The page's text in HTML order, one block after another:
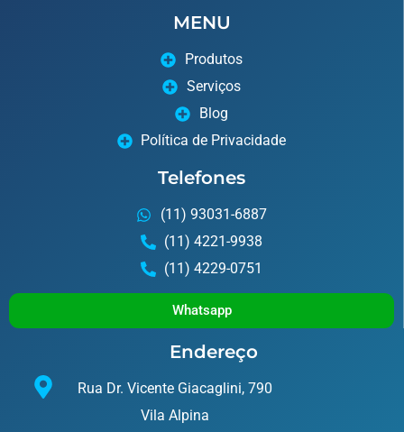
MENU
Produtos
Serviços
Blog
Política de Privacidade
Telefones
(11) 93031-6887
(11) 4221-9938
(11) 4229-0751
Whatsapp
Endereço
Rua Dr. Vicente Giacaglini, 790
Vila Alpina